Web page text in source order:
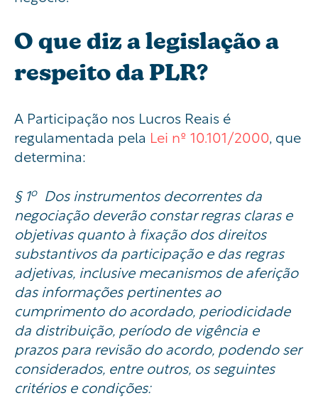
O que diz a legislação a
respeito da PLR?
A Participação nos Lucros Reais é
regulamentada pela Lei nº 10.101/2000, que
determina:
§ 1oDos instrumentos decorrentes da
negociação deverão constar regras claras e
objetivas quanto à fixação dos direitos
substantivos da participação e das regras
adjetivas, inclusive mecanismos de aferição
das informações pertinentes ao
cumprimento do acordado, periodicidade
da distribuição, período de vigência e
prazos para revisão do acordo, podendo ser
considerados, entre outros, os seguintes
critérios e condições: